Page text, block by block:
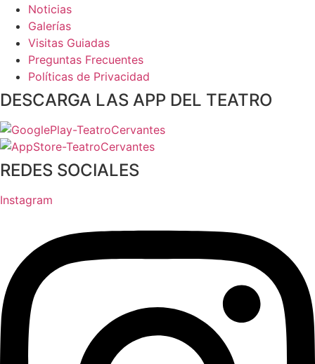
Noticias
Galerías
Visitas Guiadas
Preguntas Frecuentes
Políticas de Privacidad
DESCARGA LAS APP DEL TEATRO
REDES SOCIALES
Instagram